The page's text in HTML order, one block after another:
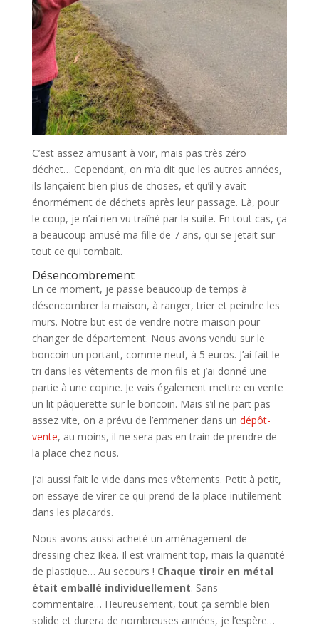
C’est assez amusant à voir, mais pas très zéro
déchet… Cependant, on m’a dit que les autres années,
ils lançaient bien plus de choses, et qu’il y avait
énormément de déchets après leur passage. Là, pour
le coup, je n’ai rien vu traîné par la suite. En tout cas, ça
a beaucoup amusé ma fille de 7 ans, qui se jetait sur
tout ce qui tombait.
Désencombrement
En ce moment, je passe beaucoup de temps à
désencombrer la maison, à ranger, trier et peindre les
murs. Notre but est de vendre notre maison pour
changer de département. Nous avons vendu sur le
boncoin un portant, comme neuf, à 5 euros. J’ai fait le
tri dans les vêtements de mon fils et j’ai donné une
partie à une copine. Je vais également mettre en vente
un lit pâquerette sur le boncoin. Mais s’il ne part pas
assez vite, on a prévu de l’emmener dans un dépôt-
vente, au moins, il ne sera pas en train de prendre de
la place chez nous.
J’ai aussi fait le vide dans mes vêtements. Petit à petit,
on essaye de virer ce qui prend de la place inutilement
dans les placards.
Nous avons aussi acheté un aménagement de
dressing chez Ikea. Il est vraiment top, mais la quantité
de plastique… Au secours ! Chaque tiroir en métal
était emballé individuellement. Sans
commentaire… Heureusement, tout ça semble bien
solide et durera de nombreuses années, je l’espère…